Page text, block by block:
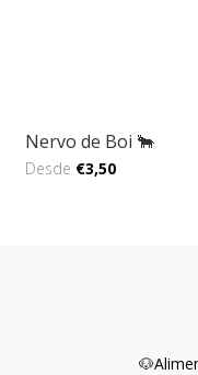
Nervo de Boi 🐂
Desde €3,50
🐶